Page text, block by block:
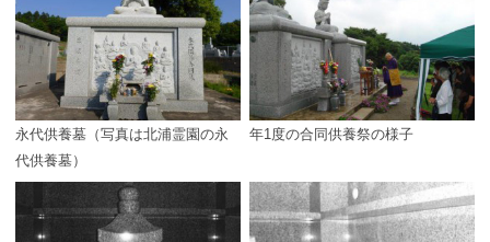
永代供養墓（写真は北浦霊園の永
代供養墓）
年1度の合同供養祭の様子